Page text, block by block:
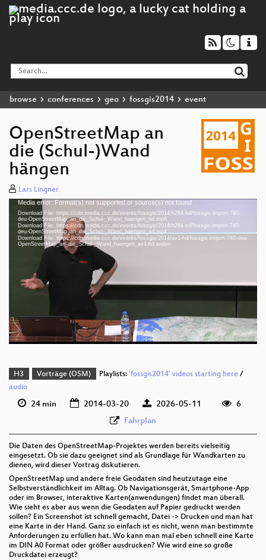
browse conferences geo fossgis2014 event
OpenStreetMap an
die (Schul-)Wand
hängen
Lars Lingner
Video
Player
Media error: Format(s) not supported or source(s) not found
Download File: https://cdn.media.ccc.de/events/fossgis/2014/h264-hd/fossgis-import-740-
deu-OpenStreetMap_an_die_Schul-_Wand_haengen_hd.mp4
Download File: https://cdn.media.ccc.de/events/fossgis/2014/h264-sd/fossgis-import-740-
deu-OpenStreetMap_an_die_Schul-_Wand_haengen_sd.mp4
Download File: https://cdn.media.ccc.de/events/fossgis/2014/av1-hd/fossgis-import-740-deu-
OpenStreetMap_an_die_Schul-_Wand_haengen_av1-hd.webm
H3 Vorträge (OSM) Playlists: 'fossgis2014' videos starting here/
audio
24 min 2014-03-20 2026-05-11
6
Fahrplan
Die Daten des OpenStreetMap-Projektes werden bereits vielseitig
eingesetzt. Ob sie dazu geeignet sind als Grundlage für Wandkarten zu
dienen, wird dieser Vortrag diskutieren.
OpenStreetMap und andere freie Geodaten sind heutzutage eine
Selbstverständlichkeit im Alltag. Ob Navigationsgerät, Smartphone-App
oder im Browser, interaktive Karten(anwendungen) findet man überall.
Wie sieht es aber aus wenn die Geodaten auf Papier gedruckt werden
sollen? Ein Screenshot ist schnell gemacht, Datei -> Drucken und man hat
eine Karte in der Hand. Ganz so einfach ist es nicht, wenn man bestimmte
Anforderungen zu erfüllen hat. Wo kann man mal eben schnell eine Karte
im DIN A0 Format oder größer ausdrucken? Wie wird eine so große
Druckdatei erzeugt?